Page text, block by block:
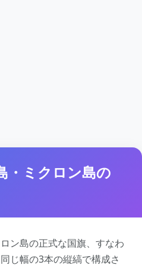
・ミクロン島の
ン島の正式な国旗、すなわ
じ幅の3本の縦縞で構成さ